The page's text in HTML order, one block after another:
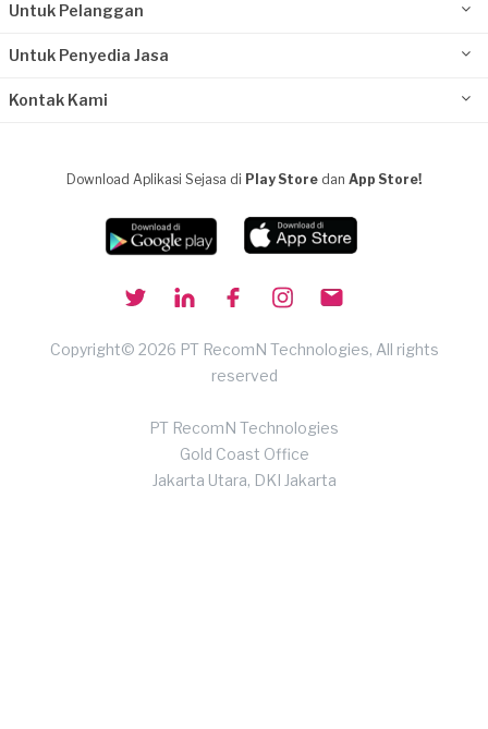
Untuk Pelanggan
Untuk Penyedia Jasa
Kontak Kami
Download Aplikasi Sejasa di Play Store dan App Store!
Copyright© 2026 PT RecomN Technologies, All rights
reserved
PT RecomN Technologies
Gold Coast Office
Jakarta Utara, DKI Jakarta